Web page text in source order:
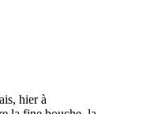
hier à